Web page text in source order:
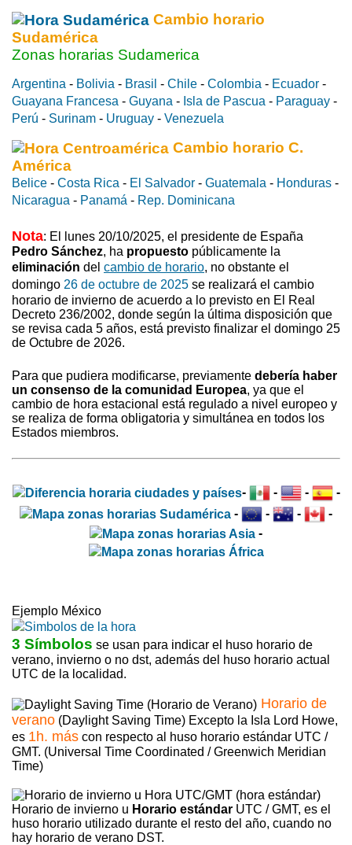
Cambio horario
Sudamérica
Zonas horarias Sudamerica
Argentina - Bolivia - Brasil - Chile - Colombia - Ecuador -
Guayana Francesa - Guyana - Isla de Pascua - Paraguay -
Perú - Surinam - Uruguay - Venezuela
Cambio horario C.
América
Belice - Costa Rica - El Salvador - Guatemala - Honduras -
Nicaragua - Panamá - Rep. Dominicana
Nota: El lunes 20/10/2025, el presidente de España
Pedro Sánchez, ha propuesto públicamente la
eliminación del cambio de horario, no obstante el
domingo 26 de octubre de 2025 se realizará el cambio
horario de invierno de acuerdo a lo previsto en El Real
Decreto 236/2002, donde según la última disposición que
se revisa cada 5 años, está previsto finalizar el domingo 25
de Octubre de 2026.
Para que pudiera modificarse, previamente debería haber
un consenso de la comunidad Europea, ya que el
cambio de hora estacional está regulado a nivel europeo y
se realiza de forma obligatoria y simultánea en todos los
Estados miembros.
- - -
-
-
- -
-
-
Ejemplo México
3 Símbolos se usan para indicar el huso horario de
verano, invierno o no dst, además del huso horario actual
UTC de la localidad.
Horario de
verano (Daylight Saving Time) Excepto la Isla Lord Howe,
es 1h. más con respecto al huso horario estándar UTC /
GMT. (Universal Time Coordinated / Greenwich Meridian
Time)
Horario de invierno u Horario estándar UTC / GMT, es el
huso horario utilizado durante el resto del año, cuando no
hay horario de verano DST.